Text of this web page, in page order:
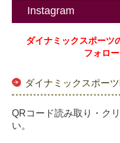
Instagram
ダイナミックスポーツ
フォロ
ダイナミックスポー
QRコード読み取り・ク
い。